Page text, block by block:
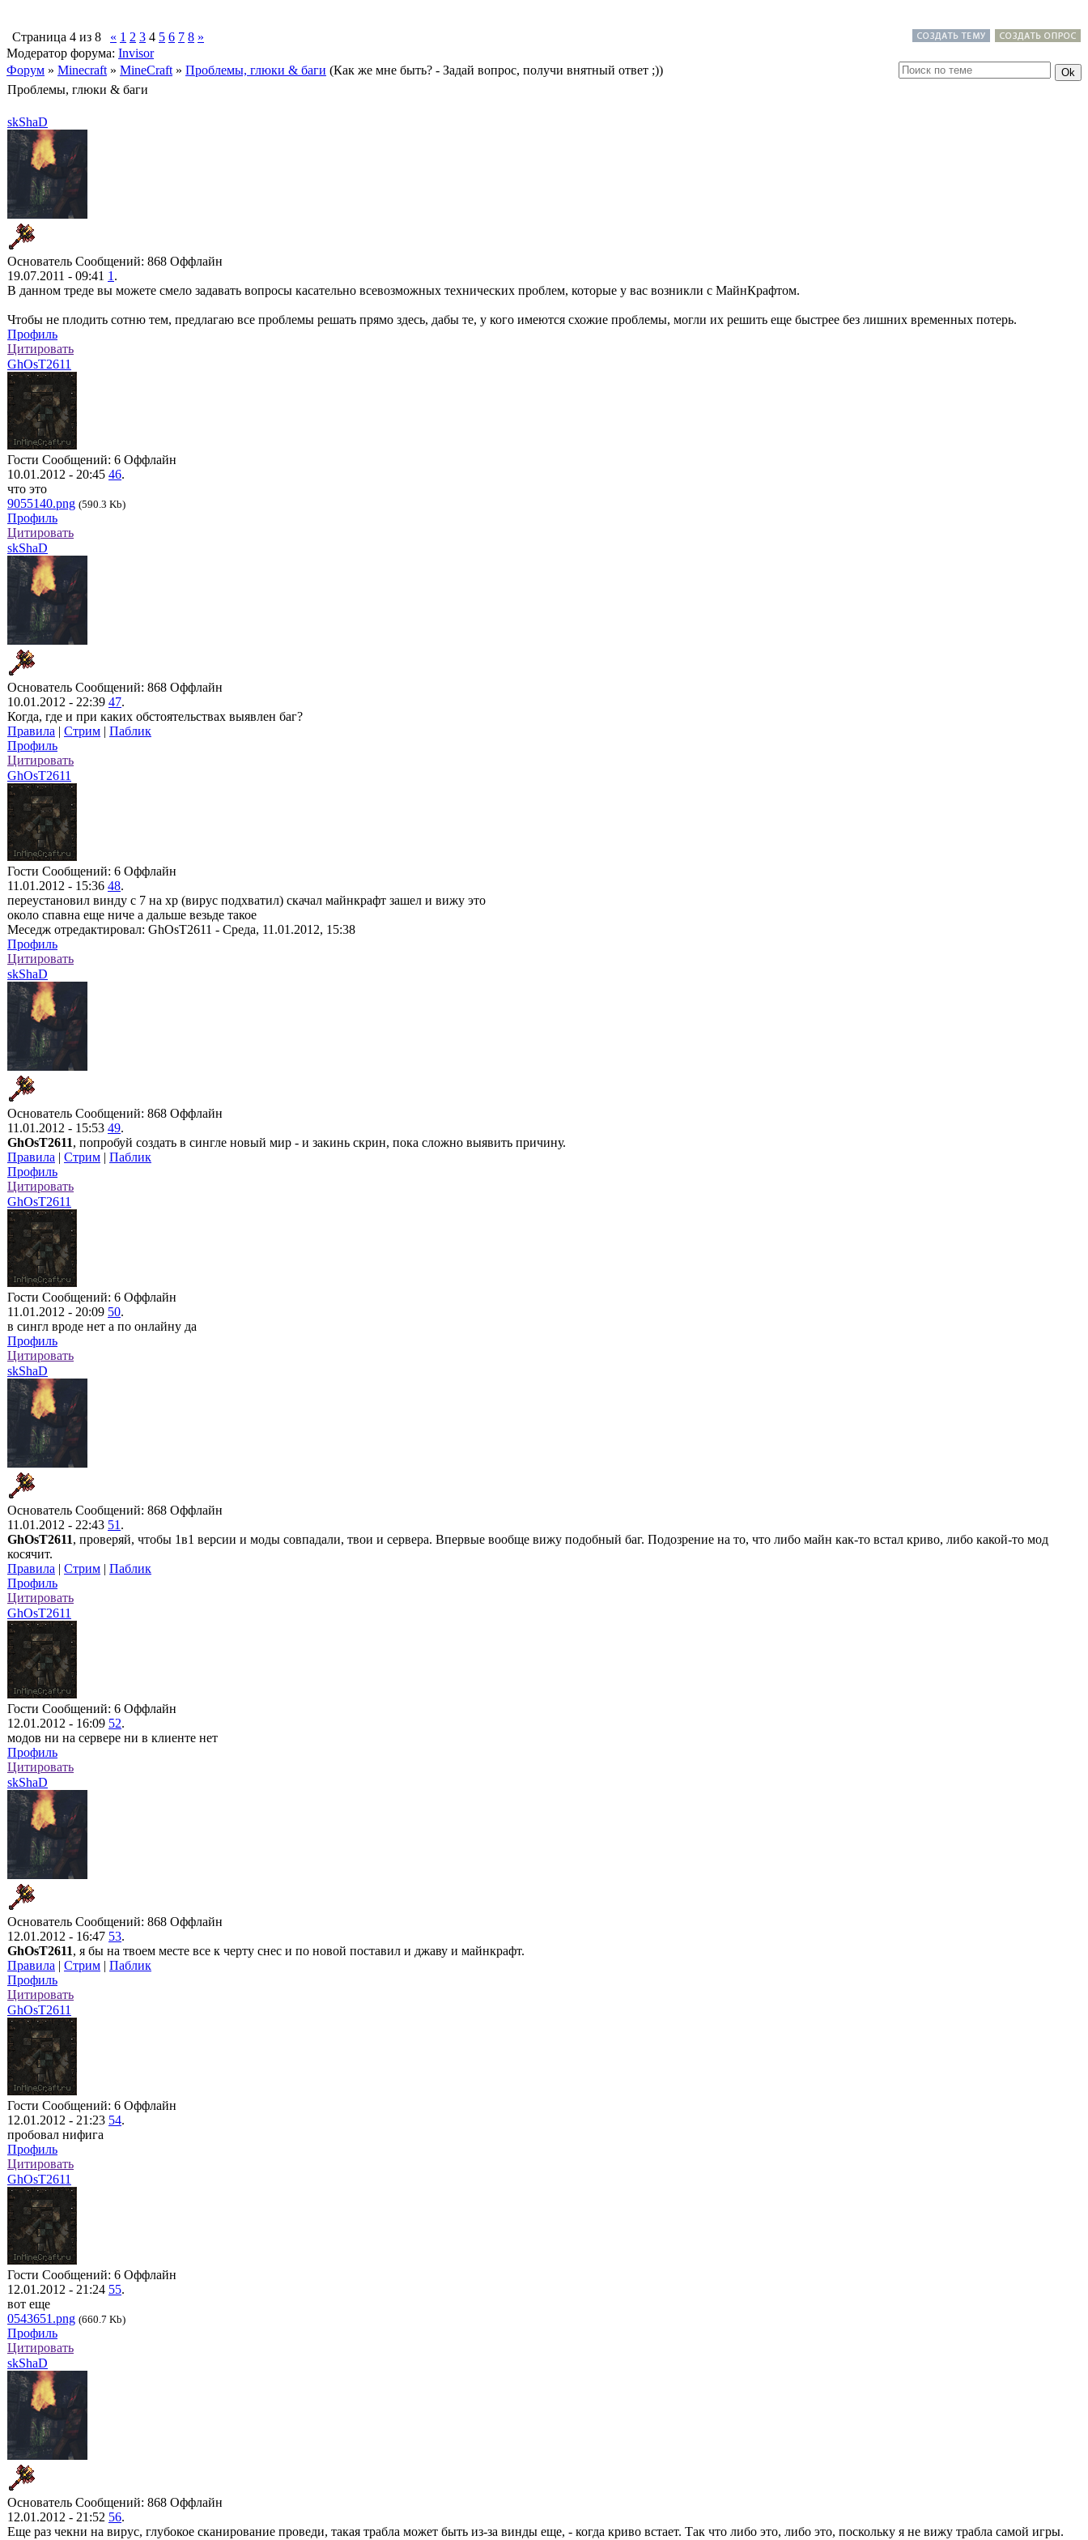
Страница 4 из 8 « 1 2 3 4 5 6 7 8 »
Модератор форума: Invisor
Форум » Minecraft » MineCraft » Проблемы, глюки & баги (Как же мне быть? - Задай вопрос, получи внятный ответ ;))
Проблемы, глюки & баги
skShaD
Основатель Сообщений: 868 Оффлайн
19.07.2011 - 09:41 1 .
В данном треде вы можете смело задавать вопросы касательно всевозможных технических проблем, которые у вас возникли с МайнКрафтом.
Чтобы не плодить сотню тем, предлагаю все проблемы решать прямо здесь, дабы те, у кого имеются схожие проблемы, могли их решить еще быстрее без лишних временных потерь.
Профиль
Цитировать
GhOsT2611
Гости Сообщений: 6 Оффлайн
10.01.2012 - 20:45 46.
что это
9055140.png (590.3 Kb)
Профиль
Цитировать
skShaD
Основатель Сообщений: 868 Оффлайн
10.01.2012 - 22:39 47.
Когда, где и при каких обстоятельствах выявлен баг?
Правила | Стрим | Паблик
Профиль
Цитировать
GhOsT2611
Гости Сообщений: 6 Оффлайн
11.01.2012 - 15:36 48.
переустановил винду с 7 на xp (вирус подхватил) скачал майнкрафт зашел и вижу это
около спавна еще ниче а дальше везьде такое
Меседж отредактировал: GhOsT2611 - Среда, 11.01.2012, 15:38
Профиль
Цитировать
skShaD
Основатель Сообщений: 868 Оффлайн
11.01.2012 - 15:53 49.
GhOsT2611, попробуй создать в сингле новый мир - и закинь скрин, пока сложно выявить причину.
Правила | Стрим | Паблик
Профиль
Цитировать
GhOsT2611
Гости Сообщений: 6 Оффлайн
11.01.2012 - 20:09 50.
в сингл вроде нет а по онлайну да
Профиль
Цитировать
skShaD
Основатель Сообщений: 868 Оффлайн
11.01.2012 - 22:43 51 .
GhOsT2611, проверяй, чтобы 1в1 версии и моды совпадали, твои и сервера. Впервые вообще вижу подобный баг. Подозрение на то, что либо майн как-то встал криво, либо какой-то мод
косячит.
Правила | Стрим | Паблик
Профиль
Цитировать
GhOsT2611
Гости Сообщений: 6 Оффлайн
12.01.2012 - 16:09 52.
модов ни на сервере ни в клиенте нет
Профиль
Цитировать
skShaD
Основатель Сообщений: 868 Оффлайн
12.01.2012 - 16:47 53.
GhOsT2611, я бы на твоем месте все к черту снес и по новой поставил и джаву и майнкрафт.
Правила | Стрим | Паблик
Профиль
Цитировать
GhOsT2611
Гости Сообщений: 6 Оффлайн
12.01.2012 - 21:23 54.
пробовал нифига
Профиль
Цитировать
GhOsT2611
Гости Сообщений: 6 Оффлайн
12.01.2012 - 21:24 55.
вот еще
0543651.png (660.7 Kb)
Профиль
Цитировать
skShaD
Основатель Сообщений: 868 Оффлайн
12.01.2012 - 21:52 56.
Еще раз чекни на вирус, глубокое сканирование проведи, такая трабла может быть из-за винды еще, - когда криво встает. Так что либо это, либо это, поскольку я не вижу трабла самой игры.